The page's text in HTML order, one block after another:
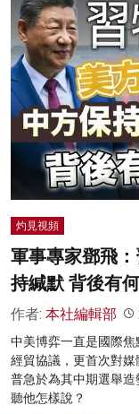
商業
科技
影片
名家榜
灼見活動
灼見視頻
軍事專家鄧飛
持緘默 背後有
作者: 本社編輯部
中美博弈一直是國際
經貿協議，更首次對
普急於為其中期選舉
聽他怎樣說？